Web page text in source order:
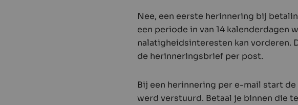
Nee, een eerste herinnering bij
een periode in van 14 kalenderdagen
nalatigheidsinteresten kan vorderen.
de herinneringsbrief per post.
Bij een herinnering per e-mail start de
werd verstuurd. Betaal je binnen die